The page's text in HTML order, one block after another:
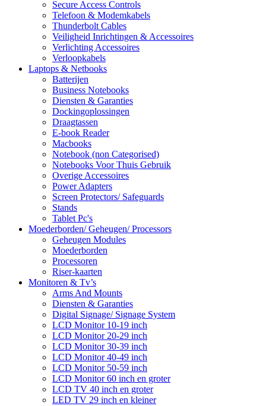
Secure Access Controls
Telefoon & Modemkabels
Thunderbolt Cables
Veiligheid Inrichtingen & Accessoires
Verlichting Accessoires
Verloopkabels
Laptops & Netbooks
Batterijen
Business Notebooks
Diensten & Garanties
Dockingoplossingen
Draagtassen
E-book Reader
Macbooks
Notebook (non Categorised)
Notebooks Voor Thuis Gebruik
Overige Accessoires
Power Adapters
Screen Protectors/ Safeguards
Stands
Tablet Pc's
Moederborden/ Geheugen/ Processors
Geheugen Modules
Moederborden
Processoren
Riser-kaarten
Monitoren & Tv’s
Arms And Mounts
Diensten & Garanties
Digital Signage/ Signage System
LCD Monitor 10-19 inch
LCD Monitor 20-29 inch
LCD Monitor 30-39 inch
LCD Monitor 40-49 inch
LCD Monitor 50-59 inch
LCD Monitor 60 inch en groter
LCD TV 40 inch en groter
LED TV 29 inch en kleiner